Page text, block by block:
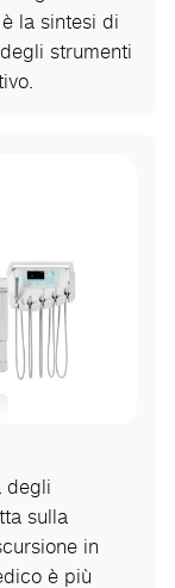
la sintesi di
strumenti
degli
sulla
in
è più